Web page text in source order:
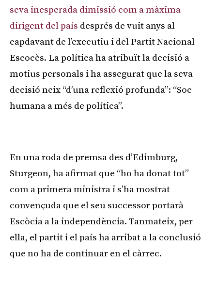
seva inesperada dimissió com a màxima
dirigent del país després de vuit anys al
capdavant de l’executiu i del Partit Nacional
Escocès. La política ha atribuït la decisió a
motius personals i ha assegurat que la seva
decisió neix “d’una reflexió profunda”: “Soc
humana a més de política”.
En una roda de premsa des d’Edimburg,
Sturgeon, ha afirmat que “ho ha donat tot”
com a primera ministra i s’ha mostrat
convençuda que el seu successor portarà
Escòcia a la independència. Tanmateix, per
ella, el partit i el país ha arribat a la conclusió
que no ha de continuar en el càrrec.